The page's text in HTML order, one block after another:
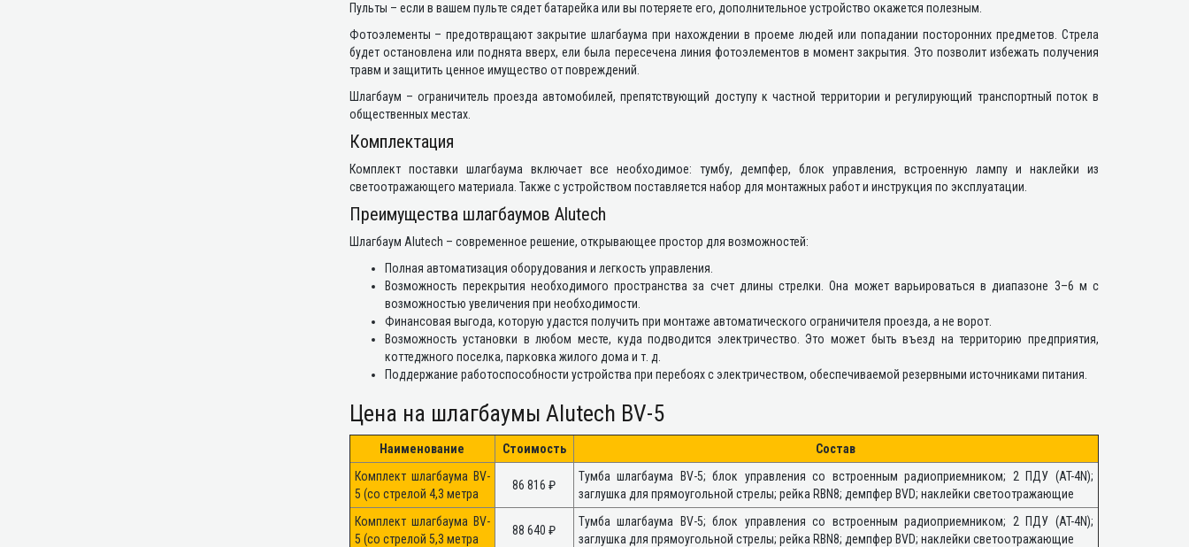
Пульты – если в вашем пульте сядет батарейка или вы потеряете его, дополнительное устройство окажется полезным.
Фотоэлементы – предотвращают закрытие шлагбаума при нахождении в проеме людей или попадании посторонних предметов. Стрела
будет остановлена или поднята вверх, ели была пересечена линия фотоэлементов в момент закрытия. Это позволит избежать получения
травм и защитить ценное имущество от повреждений.
Шлагбаум – ограничитель проезда автомобилей, препятствующий доступу к частной территории и регулирующий транспортный поток в
общественных местах.
Комплектация
Комплект поставки шлагбаума включает все необходимое: тумбу, демпфер, блок управления, встроенную лампу и наклейки из
светоотражающего материала. Также с устройством поставляется набор для монтажных работ и инструкция по эксплуатации.
Преимущества шлагбаумов Alutech
Шлагбаум Alutech – современное решение, открывающее простор для возможностей:
Полная автоматизация оборудования и легкость управления.
Возможность перекрытия необходимого пространства за счет длины стрелки. Она может варьироваться в диапазоне 3–6 м с
возможностью увеличения при необходимости.
Финансовая выгода, которую удастся получить при монтаже автоматического ограничителя проезда, а не ворот.
Возможность установки в любом месте, куда подводится электричество. Это может быть въезд на территорию предприятия,
коттеджного поселка, парковка жилого дома и т. д.
Поддержание работоспособности устройства при перебоях с электричеством, обеспечиваемой резервными источниками питания.
Цена на шлагбаумы Alutech BV-5
Наименование Стоимость
Состав
Комплект шлагбаума BV-
5 (со стрелой 4,3 метра
86 816 ₽
Тумба шлагбаума BV-5; блок управления со встроенным радиоприемником; 2 ПДУ (AT-4N);
заглушка для прямоугольной стрелы; рейка RBN8; демпфер BVD; наклейки светоотражающие
Комплект шлагбаума BV-
5 (со стрелой 5,3 метра
88 640 ₽
Тумба шлагбаума BV-5; блок управления со встроенным радиоприемником; 2 ПДУ (AT-4N);
заглушка для прямоугольной стрелы; рейка RBN8; демпфер BVD; наклейки светоотражающие